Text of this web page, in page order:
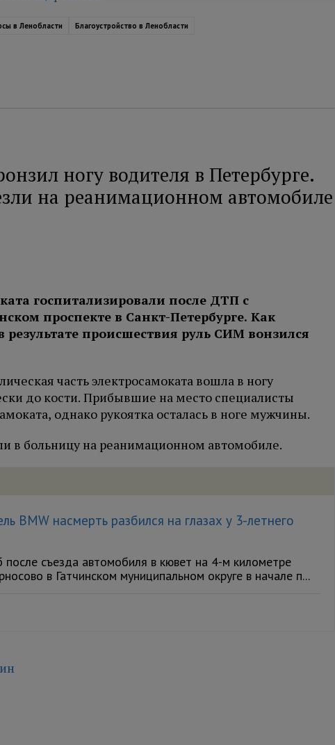
в Ленобласти Благоустройство в Ленобласти
ногу водителя в Петербурге.
на реанимационном автомобиле
госпитализировали после ДТП с
проспекте в Санкт-Петербурге. Как
результате происшествия руль СИМ вонзился
часть электросамоката вошла в ногу
до кости. Прибывшие на место специалисты
однако рукоятка осталась в ноге мужчины.
в больницу на реанимационном автомобиле.
BMW насмерть разбился на глазах у 3-летнего
после съезда автомобиля в кювет на 4-м километре
в Гатчинском муниципальном округе в начале п...